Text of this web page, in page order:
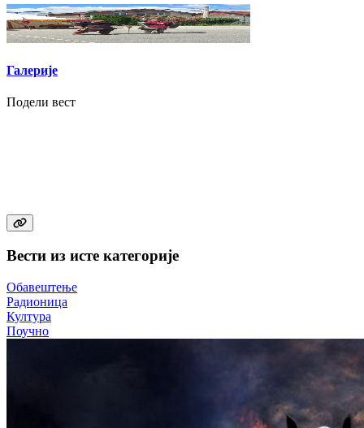
Галерије
Подели вест
Вести из исте категорије
Обавештење
Радионица
Култура
Поучно